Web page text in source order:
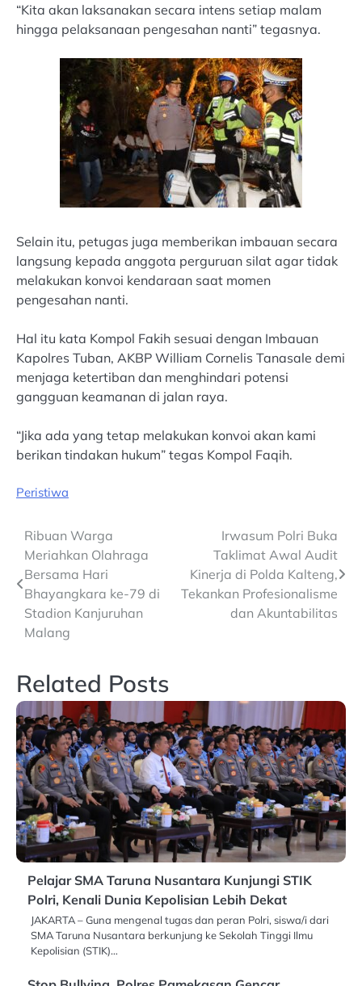
“Kita akan laksanakan secara intens setiap malam
hingga pelaksanaan pengesahan nanti” tegasnya.
Selain itu, petugas juga memberikan imbauan secara
langsung kepada anggota perguruan silat agar tidak
melakukan konvoi kendaraan saat momen
pengesahan nanti.
Hal itu kata Kompol Fakih sesuai dengan Imbauan
Kapolres Tuban, AKBP William Cornelis Tanasale demi
menjaga ketertiban dan menghindari potensi
gangguan keamanan di jalan raya.
“Jika ada yang tetap melakukan konvoi akan kami
berikan tindakan hukum” tegas Kompol Faqih.
Peristiwa
Post
navigation
Ribuan Warga
Meriahkan Olahraga
Bersama Hari
Bhayangkara ke-79 di
Stadion Kanjuruhan
Malang
Irwasum Polri Buka
Taklimat Awal Audit
Kinerja di Polda Kalteng,
Tekankan Profesionalisme
dan Akuntabilitas
Related Posts
Pelajar SMA Taruna Nusantara Kunjungi STIK
Polri, Kenali Dunia Kepolisian Lebih Dekat
JAKARTA – Guna mengenal tugas dan peran Polri, siswa/i dari
SMA Taruna Nusantara berkunjung ke Sekolah Tinggi Ilmu
Kepolisian (STIK)…